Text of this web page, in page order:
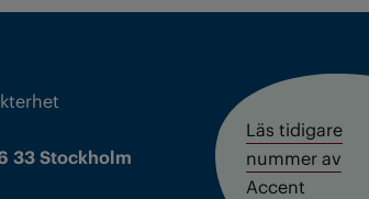
33 Stockholm
Läs tidigare
nummer av
Accent